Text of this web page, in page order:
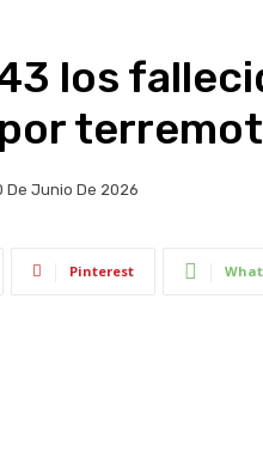
los
De Junio De 2026
Pinterest